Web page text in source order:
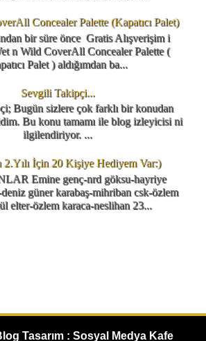
Concealer Palette (Kapatıcı Palet)
bir süre önce Gratis Alışverişim i
n Wild CoverAll Concealer Palette (
Palet ) aldığımdan ba...
Sevgili Takipçi...
Bugün sizlere çok farklı bir konudan
Bu konu tamamı ile blog izleyicisi ni
ilgilendiriyor. ...
2.Yılı İçin 20 Kişiye Hediyem Var:)
Emine genç-nrd göksu-hayriye
güner karabaş-mihriban csk-özlem
elter-özlem karaca-neslihan 23...
Tasarım : Sosyal Medya Kafe